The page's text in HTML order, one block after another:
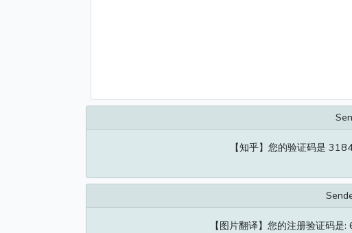
【知乎】您的验证码是
【图片翻译】您的注册验证码